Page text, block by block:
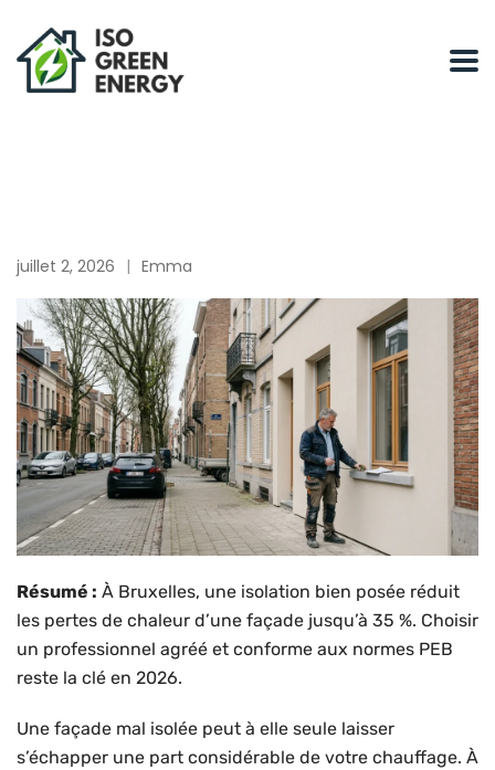
juillet 2, 2026 Emma
Résumé : À Bruxelles, une isolation bien posée réduit
les pertes de chaleur d’une façade jusqu’à 35 %. Choisir
un professionnel agréé et conforme aux normes PEB
reste la clé en 2026.
Une façade mal isolée peut à elle seule laisser
s’échapper une part considérable de votre chauffage. À